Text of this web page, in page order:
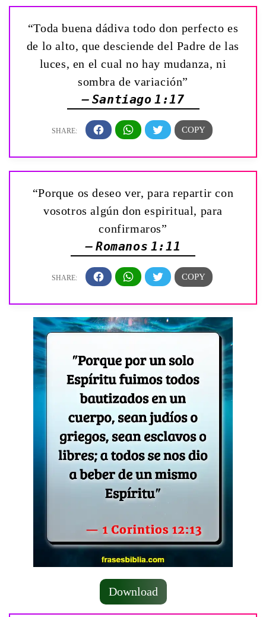
“Toda buena dádiva todo don perfecto es
de lo alto, que desciende del Padre de las
luces, en el cual no hay mudanza, ni
sombra de variación”
— Santiago 1:17
“Porque os deseo ver, para repartir con
vosotros algún don espiritual, para
confirmaros”
— Romanos 1:11
Download